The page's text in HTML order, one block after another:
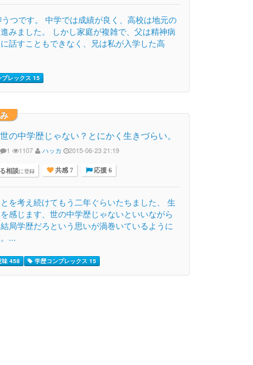
つです。 中学では成績が良く、高校は地元の
みました。 しかし家庭が複雑で、父は精神病
話すこともできなく、兄は私が入学した高
プレックス 15
世の中学歴じゃない？とにかく生きづらい。
1 1107 ハッカ 2015-06-23 21:19
相談に登録 共感 7 応援 6
を考え続けてもう二年ぐらいたちました、 生
感じます、世の中学歴じゃないといいながら
局学歴だろという思いが渦巻いているように
...
味 458 学歴コンプレックス 15